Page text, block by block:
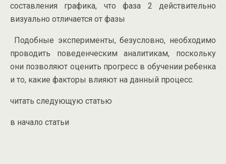
составления графика, что фаза 2 действительно
визуально отличается от фазы
Подобные эксперименты, безусловно, необходимо
проводить поведенческим аналитикам, поскольку
они позволяют оценить прогресс в обучении ребенка
и то, какие факторы влияют на данный процесс.
читать следующую статью
в начало статьи